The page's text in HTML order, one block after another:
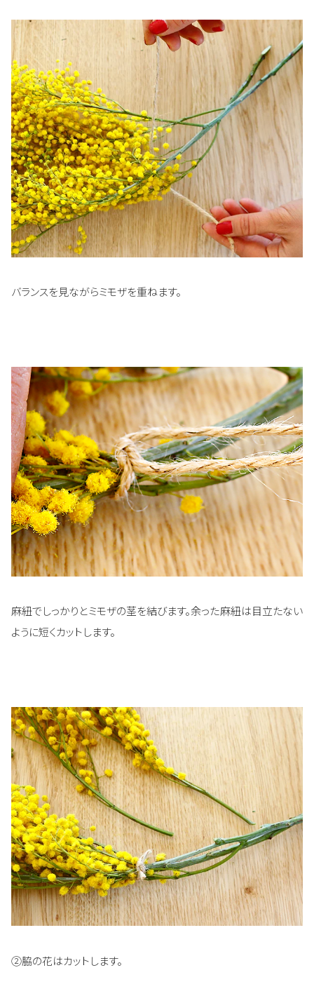
バランスを見ながらミモザを重ねます。
麻紐でしっかりとミモザの茎を結びます。余った麻紐は目立たない
ように短くカットします。
②脇の花はカットします。